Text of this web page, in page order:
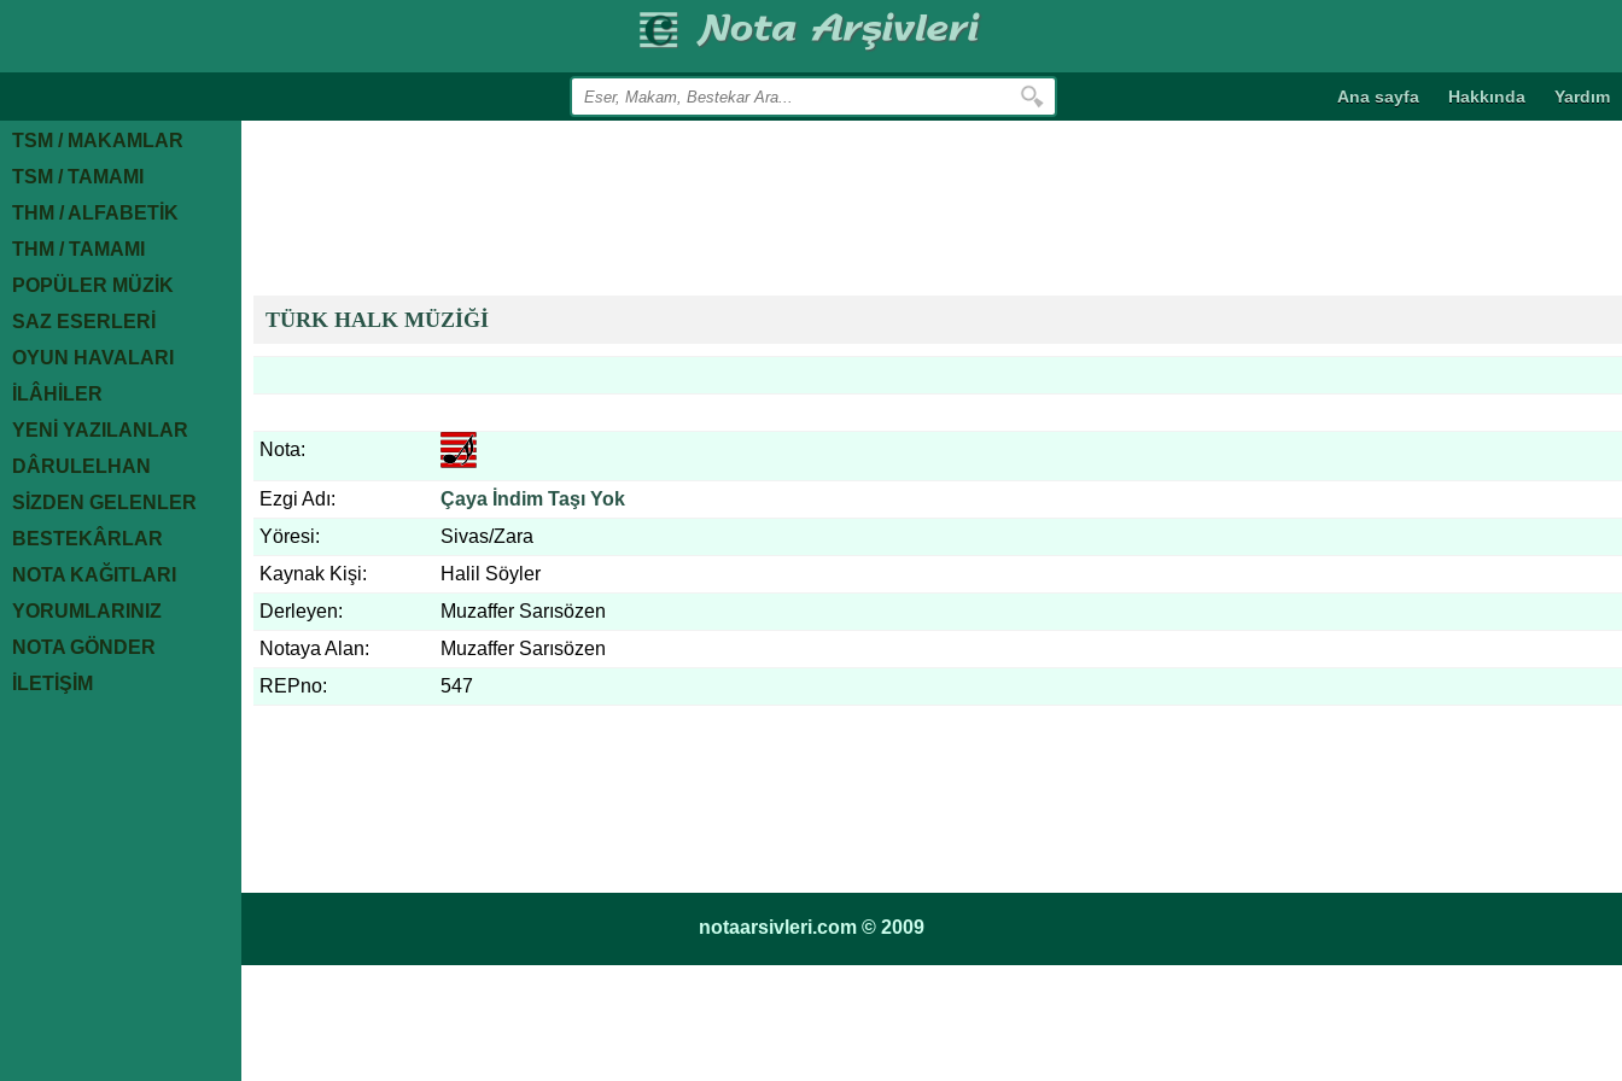
Ana sayfa Hakkında Yardım
TSM / MAKAMLAR
TSM / TAMAMI
THM / ALFABETİK
THM / TAMAMI
POPÜLER MÜZİK
SAZ ESERLERİ
OYUN HAVALARI
İLÂHİLER
YENİ YAZILANLAR
DÂRULELHAN
SİZDEN GELENLER
BESTEKÂRLAR
NOTA KAĞITLARI
YORUMLARINIZ
NOTA GÖNDER
İLETİŞİM
TÜRK HALK MÜZİĞİ
Nota:
Ezgi Adı:
Çaya İndim Taşı Yok
Yöresi:
Sivas/Zara
Kaynak Kişi:
Halil Söyler
Derleyen:
Muzaffer Sarısözen
Notaya Alan:
Muzaffer Sarısözen
REPno:
547
notaarsivleri.com © 2009